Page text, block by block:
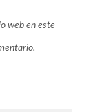
web en este